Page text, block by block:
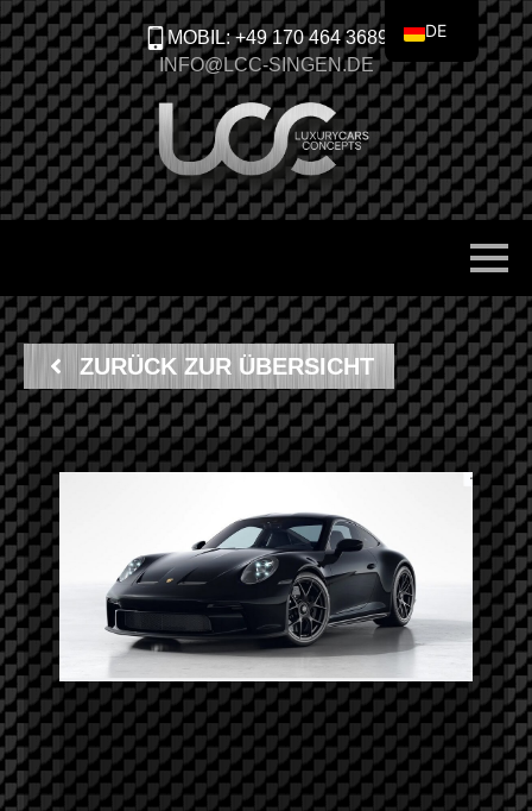
MOBIL: +49 170 464 3689
INFO@LCC-SINGEN.DE
ZURÜCK ZUR ÜBERSICHT
DE
EN